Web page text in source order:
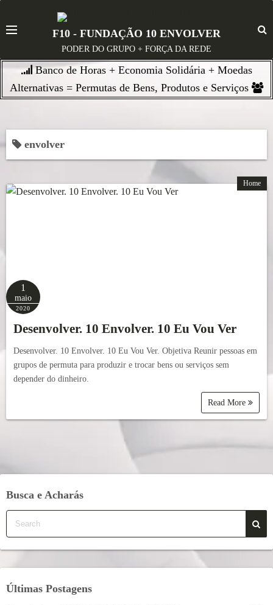
t
c
t
F10 - FUNDAÇÃO 10 ENVOLVER
PODER DO GRUPO + FORÇA DA REDE
Banco de Horas + Economia Solidária + Moedas
Alternativas = Permutas de Bens, Produtos e Serviços
envolver
Home
1
maio
2020
Desenvolver. 10 Envolver. 10 Eu Vou Ver
Desenvolver. 10 Envolver. 10 Eu Vou Ver. Objetiva Reunir pessoas em
grupos de permuta para produzir e trocar bens ou serviços sem
depender do dinheiro.
Read More
Busca e Acharás
Últimas Postagens